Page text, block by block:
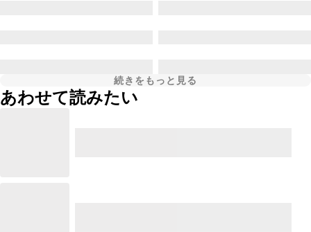
続きをもっと見る
あわせて読みたい